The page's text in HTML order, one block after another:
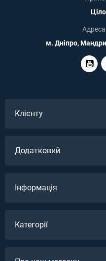
м. Дніпро,
Клієнту
Додатковий
Інформація
Категорії